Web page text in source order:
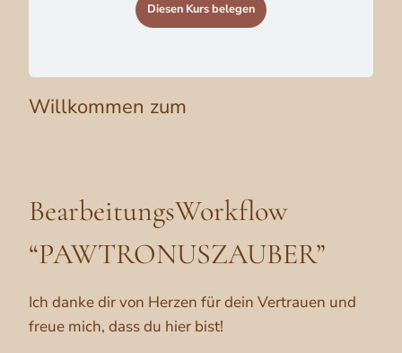
Diesen Kurs belegen
Willkommen zum
BearbeitungsWorkflow
“PAWTRONUSZAUBER”
Ich danke dir von Herzen für dein Vertrauen und
freue mich, dass du hier bist!